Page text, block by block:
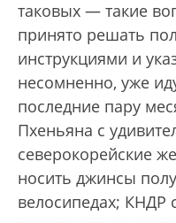
таковых — такие
принято решать
инструкциями и
несомненно, уже
последние пару
Пхеньяна с
северокорейские
носить джинсы
велосипедах; КНДР